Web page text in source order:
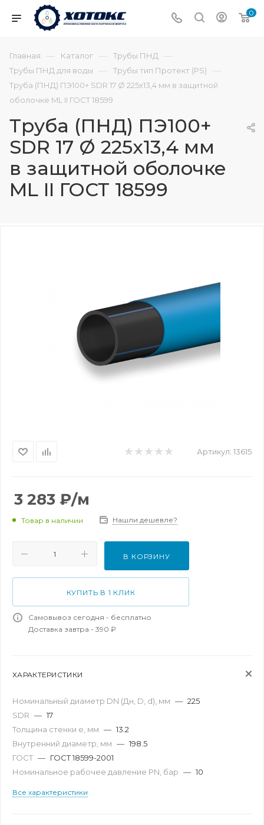
0
Главная — Каталог — Трубы ПНД —
Трубы ПНД для воды — Трубы тип Протект (PS) —
Труба (ПНД) ПЭ100+ SDR 17 Ø 225х13,4 мм в защитной
оболочке ML II ГОСТ 18599
Труба (ПНД) ПЭ100+
SDR 17 Ø 225х13,4 мм
в защитной оболочке
ML II ГОСТ 18599
Артикул: 13615
3 283 ₽/м
Товар в наличии Нашли дешевле?
В КОРЗИНУ
КУПИТЬ В 1 КЛИК
Самовывоз сегодня - бесплатно
Доставка завтра - 390 ₽
ХАРАКТЕРИСТИКИ
Номинальный диаметр DN (Дн, D, d), мм — 225
SDR — 17
Толщина стенки e, мм — 13.2
Внутренний диаметр, мм — 198.5
ГОСТ — ГОСТ 18599-2001
Номинальное рабочее давление PN, бар — 10
Все характеристики